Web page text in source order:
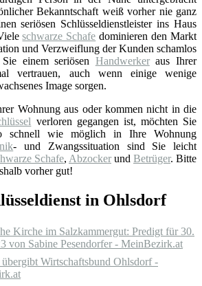
Bekanntschaft weiß vorher nie ganz
seriösen Schlüsseldienstleister ins Haus
schwarze Schafe dominieren den Markt
und Verzweiflung der Kunden schamlos
einem seriösen Handwerkeraus Ihrer
vertrauen, auch wenn einige wenige
Image sorgen.
Wohnung aus oder kommen nicht in die
verloren gegangen ist, möchten Sie
schnell wie möglich in Ihre Wohnung
- und Zwangssituation sind Sie leicht
Schafe, Abzocker und Betrüger. Bitte
vorher gut!
in Ohlsdorf
Kirche im Salzkammergut: Predigt für 30.
von Sabine Pesendorfer - MeinBezirk.at
Wirtschaftsbund Ohlsdorf -